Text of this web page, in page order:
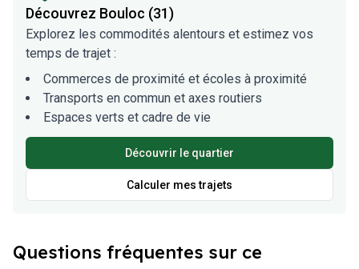
Découvrez Bouloc (31)
Explorez les commodités alentours et estimez vos
temps de trajet :
Commerces de proximité et écoles à proximité
Transports en commun et axes routiers
Espaces verts et cadre de vie
Découvrir le quartier
Calculer mes trajets
Questions fréquentes sur ce